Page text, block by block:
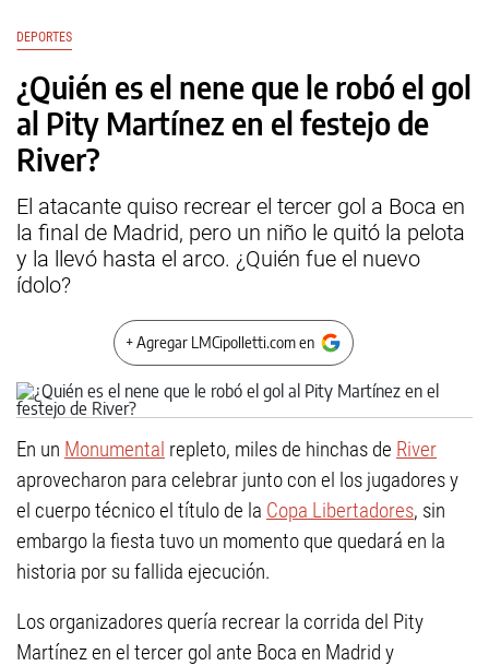
DEPORTES
¿Quién es el nene que le robó el gol
al Pity Martínez en el festejo de
River?
El atacante quiso recrear el tercer gol a Boca en
la final de Madrid, pero un niño le quitó la pelota
y la llevó hasta el arco. ¿Quién fue el nuevo
ídolo?
+ Agregar LMCipolletti.com en
En un Monumental repleto, miles de hinchas de River
aprovecharon para celebrar junto con el los jugadores y
el cuerpo técnico el título de la Copa Libertadores, sin
embargo la fiesta tuvo un momento que quedará en la
historia por su fallida ejecución.
Los organizadores quería recrear la corrida del Pity
Martínez en el tercer gol ante Boca en Madrid y